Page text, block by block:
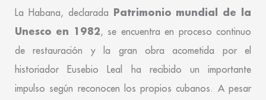
La Habana, declarada Patrimonio mundial de la
Unesco en 1982, se encuentra en proceso continuo
de restauración y la gran obra acometida por el
historiador Eusebio Leal ha recibido un importante
impulso según reconocen los propios cubanos. A pesar